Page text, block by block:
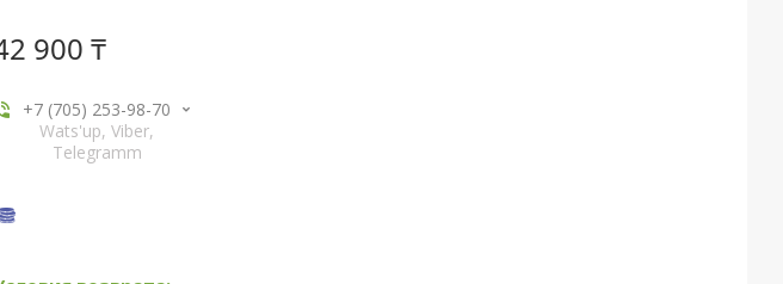
900 ₸
+7 (705) 253-98-70
Wats'up, Viber,
Telegramm